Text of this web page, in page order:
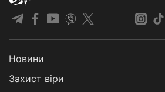
Новини
Захист віри